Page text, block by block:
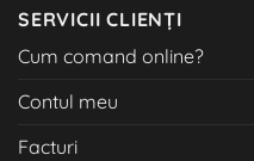
SERVICII CLIENȚI
Cum comand online?
Contul meu
Facturi